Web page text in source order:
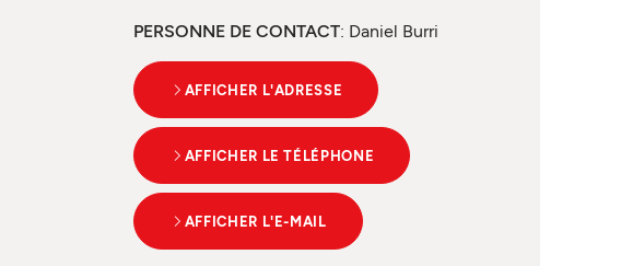
PERSONNE DE CONTACT: Daniel Burri
AFFICHER L'ADRESSE
AFFICHER LE TÉLÉPHONE
AFFICHER L'E-MAIL